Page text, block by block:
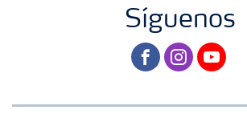
Síguenos
facebookinstagram
youtube